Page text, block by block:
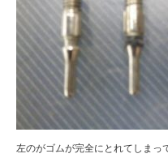
左のがゴムが完全にとれてしまっ